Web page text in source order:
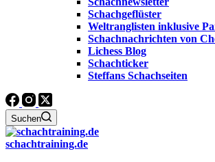
Schachgeflüster
Weltranglisten inklusive
Schachnachrichten von
Lichess Blog
Schachticker
Steffans Schachseiten
Suchen
schachtraining.de